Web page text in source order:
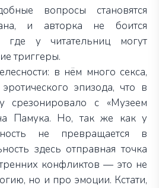
вопросы становятся
и авторка не боится
у читательниц могут
триггеры.
в нём много секса,
эпизода, что в
срезонировало с «Музеем
Памука. Но, так же как у
не превращается в
здесь отправная точка
конфликтов — это не
но и про эмоции. Кстати,